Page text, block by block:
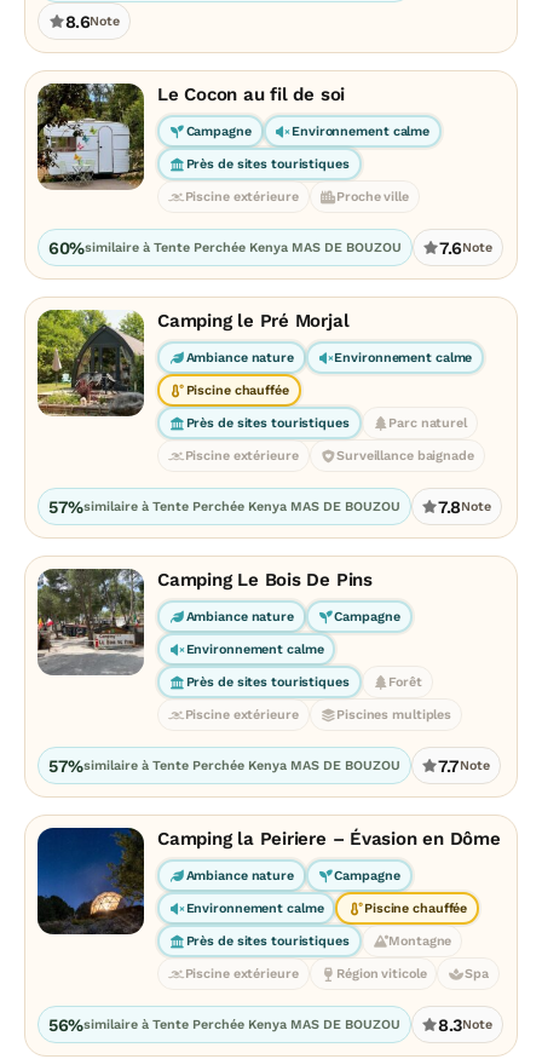
8.6Note
Le Cocon au fil de soi
Campagne Environnement calme
Près de sites touristiques
Piscine extérieure Proche ville
60%similaire à Tente Perchée Kenya MAS DE BOUZOU 7.6Note
Camping le Pré Morjal
Ambiance nature Environnement calme
Piscine chauffée
Près de sites touristiques Parc naturel
Piscine extérieure Surveillance baignade
57%similaire à Tente Perchée Kenya MAS DE BOUZOU 7.8Note
Camping Le Bois De Pins
Ambiance nature Campagne
Environnement calme
Près de sites touristiques Forêt
Piscine extérieure Piscines multiples
57%similaire à Tente Perchée Kenya MAS DE BOUZOU 7.7Note
Camping la Peiriere – Évasion en Dôme
Ambiance nature Campagne
Environnement calme Piscine chauffée
Près de sites touristiques Montagne
Piscine extérieure Région viticole Spa
56%similaire à Tente Perchée Kenya MAS DE BOUZOU 8.3Note